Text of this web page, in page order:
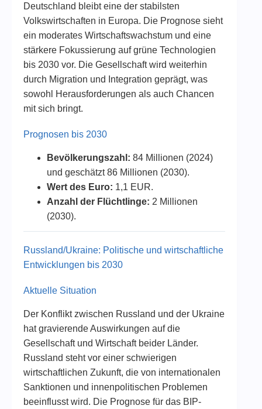
Deutschland bleibt eine der stabilsten
Volkswirtschaften in Europa. Die Prognose sieht
ein moderates Wirtschaftswachstum und eine
stärkere Fokussierung auf grüne Technologien
bis 2030 vor. Die Gesellschaft wird weiterhin
durch Migration und Integration geprägt, was
sowohl Herausforderungen als auch Chancen
mit sich bringt.
Prognosen bis 2030
Bevölkerungszahl: 84 Millionen (2024)
und geschätzt 86 Millionen (2030).
Wert des Euro: 1,1 EUR.
Anzahl der Flüchtlinge: 2 Millionen
(2030).
Russland/Ukraine: Politische und wirtschaftliche
Entwicklungen bis 2030
Aktuelle Situation
Der Konflikt zwischen Russland und der Ukraine
hat gravierende Auswirkungen auf die
Gesellschaft und Wirtschaft beider Länder.
Russland steht vor einer schwierigen
wirtschaftlichen Zukunft, die von internationalen
Sanktionen und innenpolitischen Problemen
beeinflusst wird. Die Prognose für das BIP-